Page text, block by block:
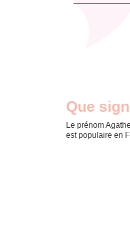
Que
Le prénom
est populaire en